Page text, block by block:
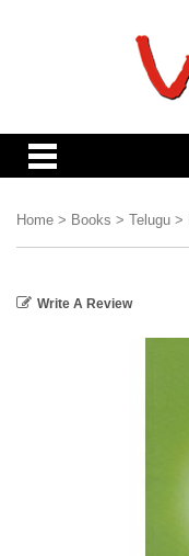
Home > Books > Telugu >
Write A Review